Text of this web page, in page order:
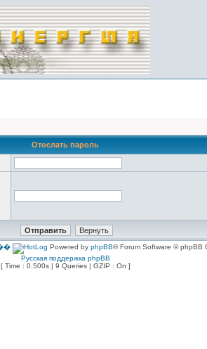
Отослать пароль
Powered by phpBB® Forum Software © phpBB
Русская поддержка phpBB
[ Time : 0.500s | 9 Queries | GZIP : On ]